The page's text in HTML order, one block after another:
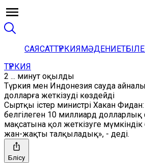
САЯСАТТҮРКИЯМӘДЕНИЕТ
ТҮРКИЯ
2 ... минут оқылды
Түркия мен Индонезия сауда
долларға жеткізуді көздейді
Сыртқы істер министрі Хакан Фидан:
белгілеген 10 миллиард
мақсатына қол жеткізуге
жан-жақты талқыладық», - деді.
Бөлісу